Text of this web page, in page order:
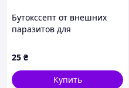
✅ Заказы 24/7 —
🌐 Интернет-магазин
💬 Менеджеры на связи
Бутокссепт от внешних
паразитов для
животных 10 мл
инсектоакарицидный
препарат
25 ₴
Купить